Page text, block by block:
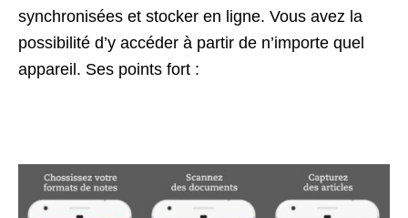
synchronisées et stocker en ligne. Vous avez la
possibilité d’y accéder à partir de n’importe quel
appareil. Ses points fort :